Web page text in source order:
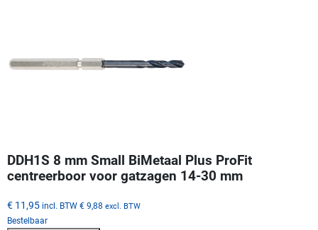
DDH1S 8 mm Small BiMetaal Plus ProFit
centreerboor voor gatzagen 14-30 mm
€ 11,95 incl. BTW € 9,88 excl. BTW
Bestelbaar